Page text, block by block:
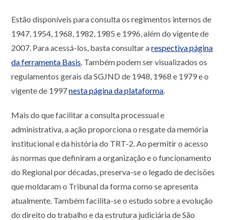
Estão disponíveis para consulta os regimentos internos de
1947, 1954, 1968, 1982, 1985 e 1996, além do vigente de
2007. Para acessá-los, basta consultar arespectiva página
da ferramenta Basis. Também podem ser visualizados os
regulamentos gerais da SGJND de 1948, 1968 e 1979 e o
vigente de 1997nesta página da plataforma.
Mais do que facilitar a consulta processual e
administrativa, a ação proporciona o resgate da memória
institucional e da história do TRT-2. Ao permitir o acesso
às normas que definiram a organização e o funcionamento
do Regional por décadas, preserva-se o legado de decisões
que moldaram o Tribunal da forma como se apresenta
atualmente. Também facilita-se o estudo sobre a evolução
do direito do trabalho e da estrutura judiciária de São